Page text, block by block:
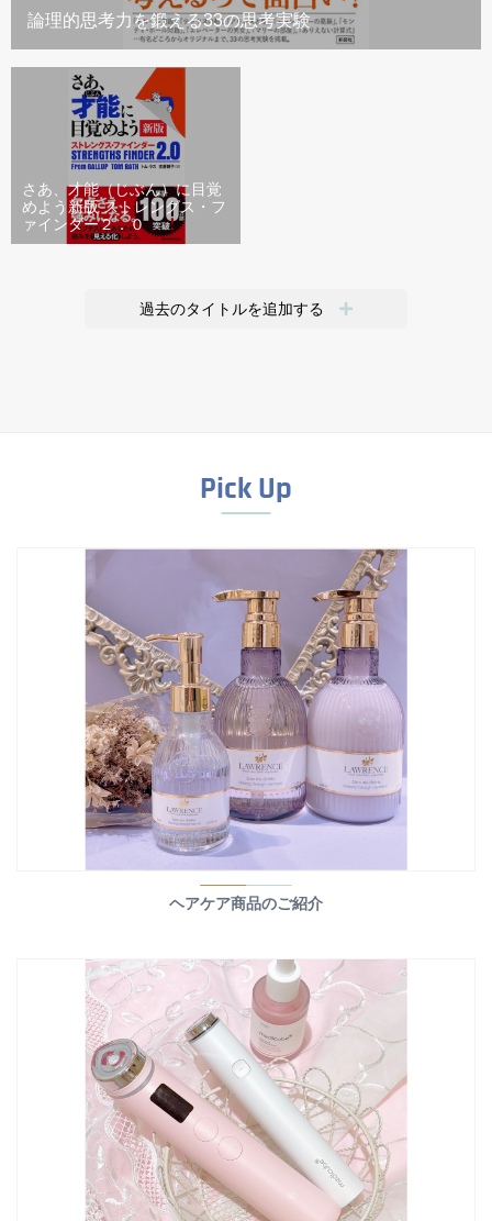
論理的思考力を鍛える33の思考実験
さあ、才能（じぶん）に目覚
めよう新版 ストレングス・フ
ァインダー２．０
過去のタイトルを追加する
Pick Up
ヘアケア商品のご紹介